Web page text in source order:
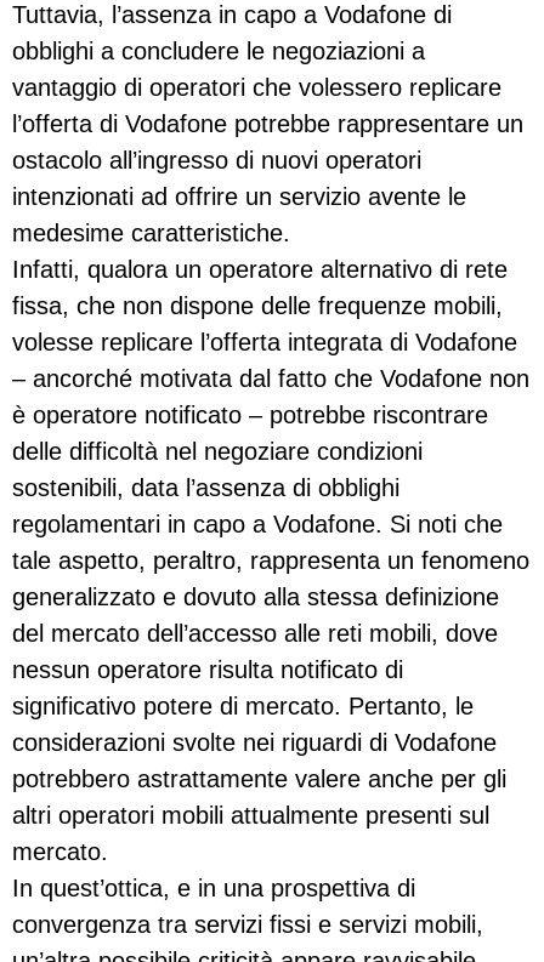
Tuttavia, l’assenza in capo a Vodafone di
obblighi a concludere le negoziazioni a
vantaggio di operatori che volessero replicare
l’offerta di Vodafone potrebbe rappresentare un
ostacolo all’ingresso di nuovi operatori
intenzionati ad offrire un servizio avente le
medesime caratteristiche.
Infatti, qualora un operatore alternativo di rete
fissa, che non dispone delle frequenze mobili,
volesse replicare l’offerta integrata di Vodafone
– ancorché motivata dal fatto che Vodafone non
è operatore notificato – potrebbe riscontrare
delle difficoltà nel negoziare condizioni
sostenibili, data l’assenza di obblighi
regolamentari in capo a Vodafone. Si noti che
tale aspetto, peraltro, rappresenta un fenomeno
generalizzato e dovuto alla stessa definizione
del mercato dell’accesso alle reti mobili, dove
nessun operatore risulta notificato di
significativo potere di mercato. Pertanto, le
considerazioni svolte nei riguardi di Vodafone
potrebbero astrattamente valere anche per gli
altri operatori mobili attualmente presenti sul
mercato.
In quest’ottica, e in una prospettiva di
convergenza tra servizi fissi e servizi mobili,